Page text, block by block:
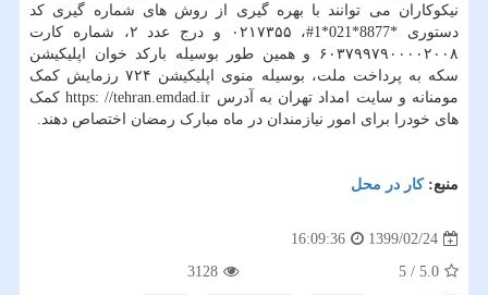
نیکوکاران می توانند با بهره گیری از روش های شماره گیری کد
دستوری *8877*021*1#، ۰۲۱۷۳۵۵ و درج عدد ۲، شماره کارت
۶۰۳۷۹۹۷۹۰۰۰۰۲۰۰۸ و همین طور بوسیله بارکد خوان اپلیکیشن
سکه به پرداخت ملت، بوسیله منوی اپلیکیشن ۷۲۴ رزمایش کمک
مومنانه و سایت امداد تهران به آدرس https: //tehran.emdad.ir کمک
های خودرا برای امور نیازمندان در ماه مبارک رمضان اختصاص دهند.
منبع:كار در محل
1399/02/24
16:09:36
5.0
/
5
3128